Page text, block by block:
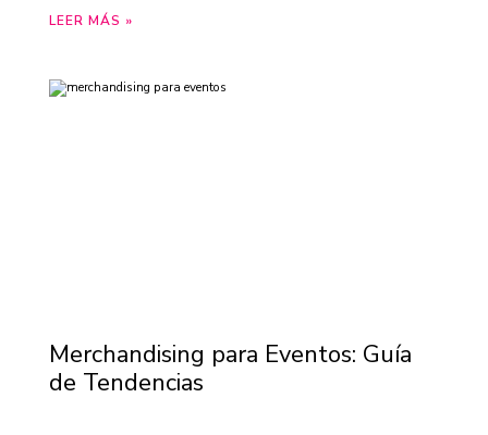
LEER MÁS »
Merchandising para Eventos: Guía
de Tendencias